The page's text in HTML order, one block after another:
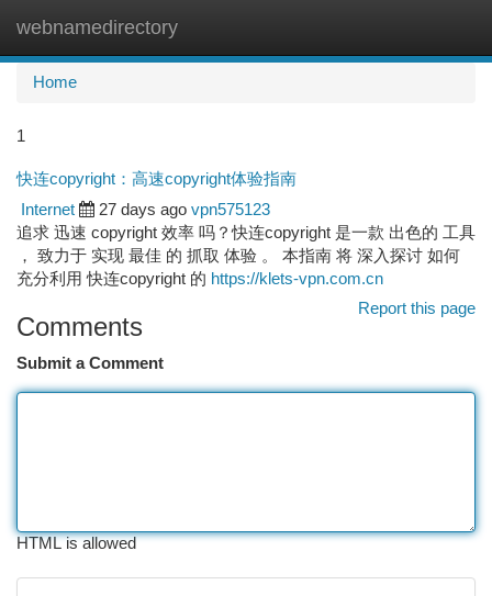
webnamedirectory
Home
1
快连copyright：高速copyright体验指南
Internet 27 days ago vpn575123
追求 迅速 copyright 效率 吗？快连copyright 是一款 出色的 工具
， 致力于 实现 最佳 的 抓取 体验 。 本指南 将 深入探讨 如何
充分利用 快连copyright 的 https://klets-vpn.com.cn
Report this page
Comments
Submit a Comment
HTML is allowed